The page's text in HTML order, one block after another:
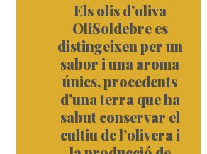
Els olis d’oliva
OliSoldebre es
distingeixen per un
sabor i una aroma
únics, procedents
d’una terra que ha
sabut conservar el
cultiu de l’olivera i